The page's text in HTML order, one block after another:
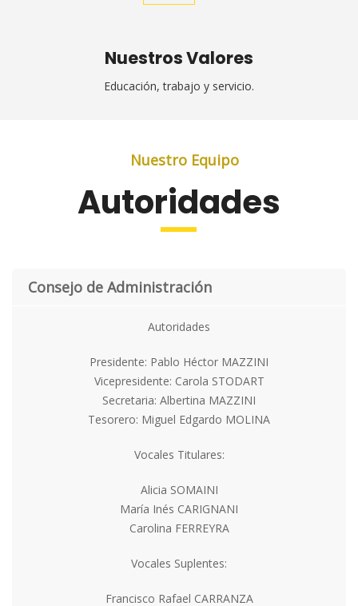
Nuestros Valores
Educación, trabajo y servicio.
Nuestro Equipo
Autoridades
Consejo de Administración
Autoridades
Presidente: Pablo Héctor MAZZINI
Vicepresidente: Carola STODART
Secretaria: Albertina MAZZINI
Tesorero: Miguel Edgardo MOLINA
Vocales Titulares:
Alicia SOMAINI
María Inés CARIGNANI
Carolina FERREYRA
Vocales Suplentes:
Francisco Rafael CARRANZA